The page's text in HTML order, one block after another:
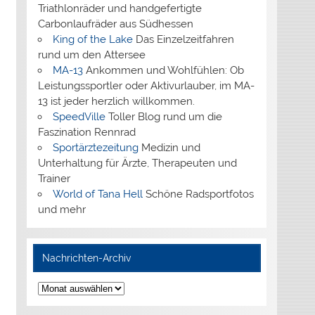
Triathlonräder und handgefertigte
Carbonlaufräder aus Südhessen
King of the LakeDas Einzelzeitfahren
rund um den Attersee
MA-13Ankommen und Wohlfühlen: Ob
Leistungssportler oder Aktivurlauber, im MA-
13 ist jeder herzlich willkommen.
SpeedVilleToller Blog rund um die
Faszination Rennrad
SportärztezeitungMedizin und
Unterhaltung für Ärzte, Therapeuten und
Trainer
World of Tana Hell Schöne Radsportfotos
und mehr
Nachrichten-Archiv
Nachrichten-
Archiv